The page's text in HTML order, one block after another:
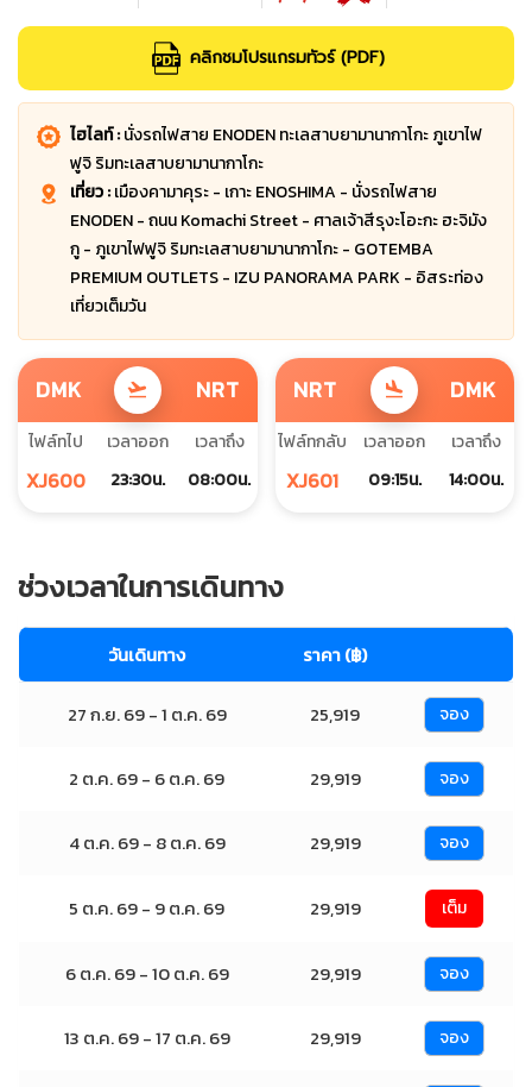
คลิกชมโปรแกรมทัวร์ (PDF)
ไฮไลท์ :นั่งรถไฟสาย ENODEN ทะเลสาบยามานากาโกะ ภูเขาไฟ
ฟูจิ ริมทะเลสาบยามานากาโกะ
เที่ยว :เมืองคามาคุระ - เกาะ ENOSHIMA - นั่งรถไฟสาย
ENODEN - ถนน Komachi Street - ศาลเจ้าสีรุงะโอะกะ ฮะจิมัง
กู - ภูเขาไฟฟูจิ ริมทะเลสาบยามานากาโกะ - GOTEMBA
PREMIUM OUTLETS - IZU PANORAMA PARK - อิสระท่อง
เที่ยวเต็มวัน
DMK flight_takeoff NRT
ไฟล์ทไป
XJ600
เวลาออก
23:30น.
เวลาถึง
08:00น.
NRT flight_land DMK
ไฟล์ทกลับ
XJ601
เวลาออก
09:15น.
เวลาถึง
14:00น.
ช่วงเวลาในการเดินทาง
วันเดินทาง ราคา (฿)
27 ก.ย. 69 - 1 ต.ค. 69 25,919 จอง
2 ต.ค. 69 - 6 ต.ค. 69 29,919 จอง
4 ต.ค. 69 - 8 ต.ค. 69 29,919 จอง
5 ต.ค. 69 - 9 ต.ค. 69 29,919 เต็ม
6 ต.ค. 69 - 10 ต.ค. 69 29,919 จอง
13 ต.ค. 69 - 17 ต.ค. 69 29,919 จอง